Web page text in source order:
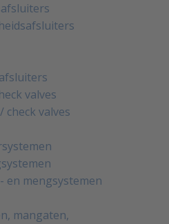
valves
valves
en mengsystemen
mangaten,